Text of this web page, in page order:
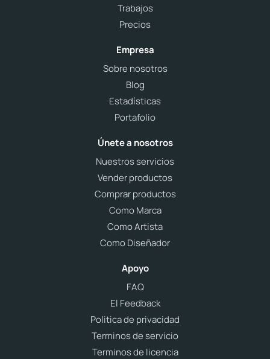
Trabajos
Precios
Empresa
Sobre nosotros
Blog
Estadísticas
Portafolio
Únete a nosotros
Nuestros servicios
Vender productos
Comprar productos
Como Marca
Como Artista
Como Diseñador
Apoyo
FAQ
El Feedback
Politica de privacidad
Terminos de servicio
Terminos de licencia